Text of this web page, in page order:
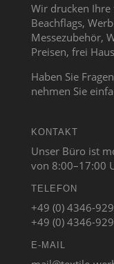
Wir drucken Ihre
Beachflags,
Messezubehör,
Preisen, frei
Haben Sie
nehmen Sie
KONTAKT
Unser Büro ist
von 8:00–17:00
TELEFON
+49 (0) 4346-
+49 (0) 4346-
E-MAIL